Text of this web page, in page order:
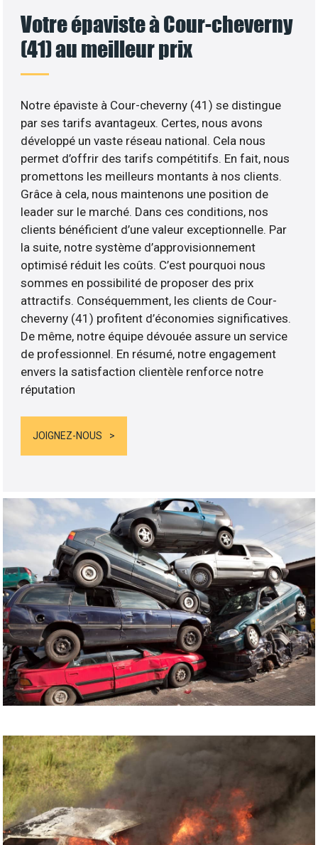
Votre épaviste à Cour-cheverny
(41) au meilleur prix
Notre épaviste à Cour-cheverny (41) se distingue
par ses tarifs avantageux. Certes, nous avons
développé un vaste réseau national. Cela nous
permet d’offrir des tarifs compétitifs. En fait, nous
promettons les meilleurs montants à nos clients.
Grâce à cela, nous maintenons une position de
leader sur le marché. Dans ces conditions, nos
clients bénéficient d’une valeur exceptionnelle. Par
la suite, notre système d’approvisionnement
optimisé réduit les coûts. C’est pourquoi nous
sommes en possibilité de proposer des prix
attractifs. Conséquemment, les clients de Cour-
cheverny (41) profitent d’économies significatives.
De même, notre équipe dévouée assure un service
de professionnel. En résumé, notre engagement
envers la satisfaction clientèle renforce notre
réputation
JOIGNEZ-NOUS